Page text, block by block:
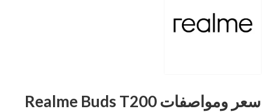
سعر ومواصفاتRealme Buds T200